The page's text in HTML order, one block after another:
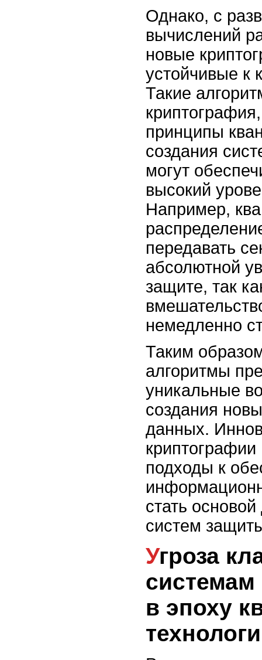
Однако, с
вычислений
новые
устойчивые к
Такие
принципы
создания
могут
высокий
Например,
передавать
абсолютной
защите, так
немедленно
Таким
алгоритмы
уникальные
создания
данных.
криптографии
подходы к
стать
систем
Угроза классическим
в эпоху